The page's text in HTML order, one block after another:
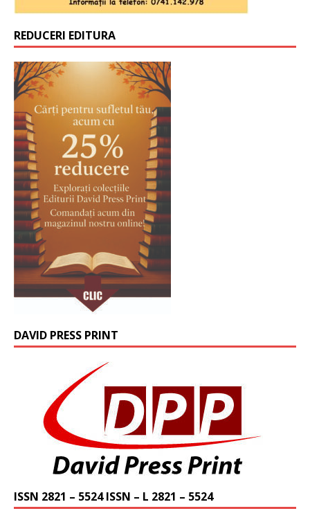
REDUCERI EDITURA
DAVID PRESS PRINT
ISSN 2821 – 5524 ISSN – L 2821 – 5524